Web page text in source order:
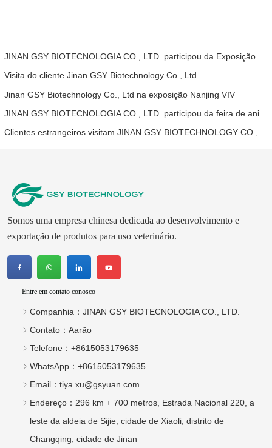
Visita do cliente Jinan GSY Biotechnology Co., Ltd
Jinan GSY Biotechnology Co., Ltd na exposição Nanjing VIV
Clientes estrangeiros visitam JINAN GSY BIOTECHNOLOGY CO., LTD.
Somos uma empresa chinesa dedicada ao desenvolvimento e
exportação de produtos para uso veterinário.
Entre em contato conosco
Companhia： JINAN GSY BIOTECNOLOGIA CO., LTD.
Contato： Aarão
Telefone： +8615053179635
WhatsApp： +8615053179635
Email： tiya.xu@gsyuan.com
Endereço： 296 km + 700 metros, Estrada Nacional 220, a
leste da aldeia de Sijie, cidade de Xiaoli, distrito de
Changqing, cidade de Jinan